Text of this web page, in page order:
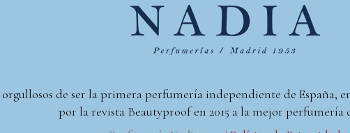
orgullosos de ser la primera perfumería independiente de España,
por la revista Beautyproof en 2015 a la mejor perfumería